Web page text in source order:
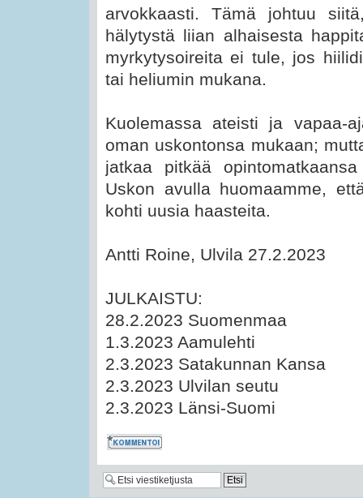
arvokkaasti. Tämä johtuu
hälytystä liian alhaisesta
myrkytysoireita ei tule, jos
tai heliumin mukana.
Kuolemassa ateisti ja vapaa-
oman uskontonsa mukaan;
jatkaa pitkää
Uskon avulla huomaamme,
kohti uusia haasteita.
Antti Roine, Ulvila 27.2.2023
JULKAISTU:
28.2.2023 Suomenmaa
1.3.2023 Aamulehti
2.3.2023 Satakunnan Kansa
2.3.2023 Ulvilan seutu
2.3.2023 Länsi-Suomi
Kommentoi